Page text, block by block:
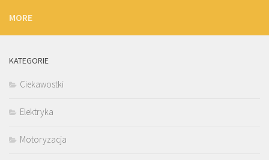
MORE
KATEGORIE
Ciekawostki
Elektryka
Motoryzacja